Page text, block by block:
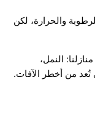
والحرارة، لكن
النمل،
تُعد من أخطر الآفات.